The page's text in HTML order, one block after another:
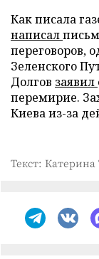
Как писала
написал
переговоров,
Зеленского
Долгов заявил
перемирие.
Киева из-за
Текст: Катерина